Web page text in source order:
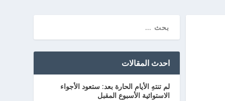
احدث المقالات
لم تنتهِ الأيام الحارة بعد: ستعود الأجواء
الاستوائية الأسبوع المقبل